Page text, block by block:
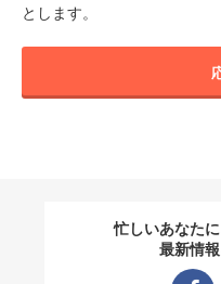
とします。
忙しいあなた
最新情